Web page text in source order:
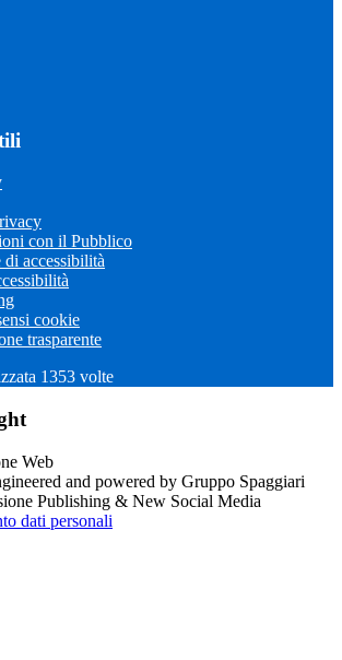
con il Pubblico
accessibilità
cookie
trasparente
1353 volte
and powered by Gruppo Spaggiari
Publishing & New Social Media
dati personali